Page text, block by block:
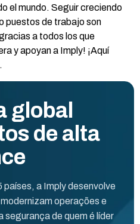
el mundo. Seguir creciendo
puestos de trabajo son
a todos los que
y apoyan a Imply! ¡Aquí
global
de alta
países, a Imply desenvolve
operações e
segurança de quem é líder